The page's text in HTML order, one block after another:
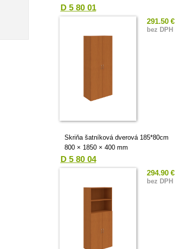
D 5 80 01
291.50 €
bez DPH
Skriňa šatníková dverová 185*80cm
800 × 1850 × 400 mm
D 5 80 04
294.90 €
bez DPH